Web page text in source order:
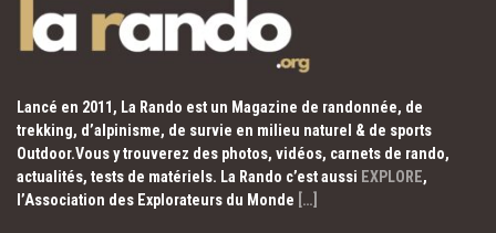
Lancé en 2011, La Rando est un Magazine de randonnée, de
trekking, d’alpinisme, de survie en milieu naturel & de sports
Outdoor.Vous y trouverez des photos, vidéos, carnets de rando,
actualités, tests de matériels. La Rando c’est aussi EXPLORE,
l’Association des Explorateurs du Monde […]